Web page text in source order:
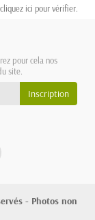
cliquez ici pour vérifier
pour cela nos
site.
- Photos non